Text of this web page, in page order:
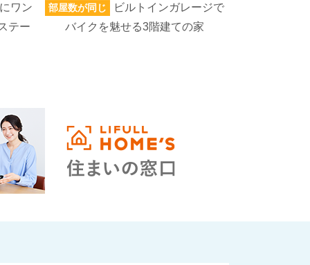
ワン
テー
部屋数が同じ
ビルトインガレージで
バイクを魅せる3階建ての家